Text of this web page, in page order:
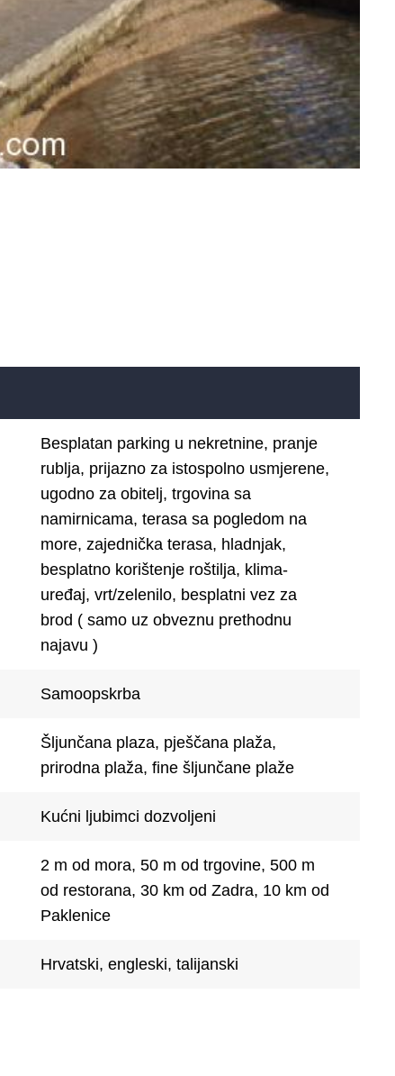
Besplatan parking u nekretnine, pranje
rublja, prijazno za istospolno usmjerene,
ugodno za obitelj, trgovina sa
namirnicama, terasa sa pogledom na
more, zajednička terasa, hladnjak,
besplatno korištenje roštilja, klima-
uređaj, vrt/zelenilo, besplatni vez za
brod ( samo uz obveznu prethodnu
najavu )
Samoopskrba
Šljunčana plaza, pješčana plaža,
prirodna plaža, fine šljunčane plaže
Kućni ljubimci dozvoljeni
2 m od mora, 50 m od trgovine, 500 m
od restorana, 30 km od Zadra, 10 km od
Paklenice
Hrvatski, engleski, talijanski